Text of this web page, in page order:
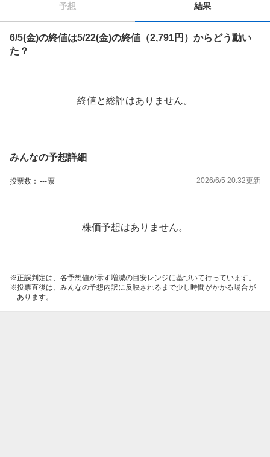
予想 結果
6/5(金)の終値は5/22(金)の終値（2,791円）からどう動い
た？
終値と総評はありません。
みんなの予想詳細
投票数： ---票 2026/6/5 20:32更新
株価予想はありません。
正誤判定は、各予想値が示す増減の目安レンジに基づいて行っています。
投票直後は、みんなの予想内訳に反映されるまで少し時間がかかる場合が
あります。